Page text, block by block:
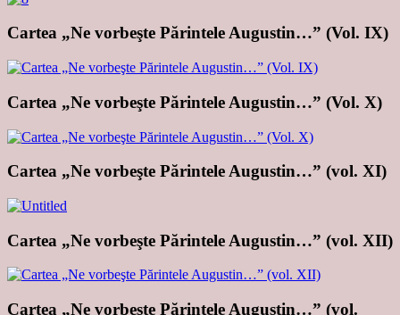
Cartea „Ne vorbeşte Părintele Augustin…” (Vol. IX)
Cartea „Ne vorbeşte Părintele Augustin…” (Vol. X)
Cartea „Ne vorbeşte Părintele Augustin…” (vol. XI)
Cartea „Ne vorbeşte Părintele Augustin…” (vol. XII)
Cartea „Ne vorbeşte Părintele Augustin…” (vol.